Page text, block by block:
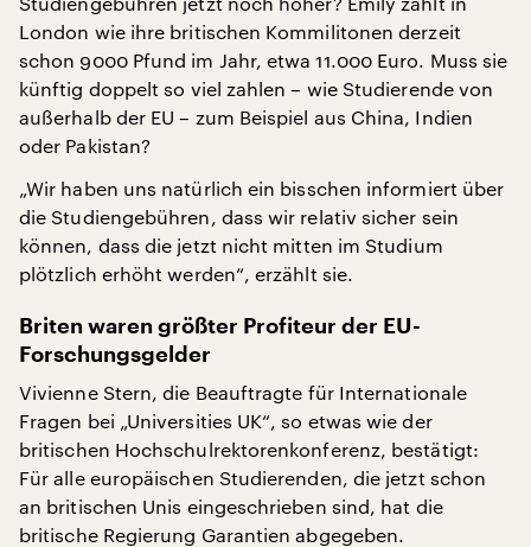
London wie ihre britischen Kommilitonen derzeit
schon 9000 Pfund im Jahr, etwa 11.000 Euro. Muss sie
künftig doppelt so viel zahlen – wie Studierende von
außerhalb der EU – zum Beispiel aus China, Indien
oder Pakistan?
„Wir haben uns natürlich ein bisschen informiert über
die Studiengebühren, dass wir relativ sicher sein
können, dass die jetzt nicht mitten im Studium
plötzlich erhöht werden“, erzählt sie.
Briten waren größter Profiteur der EU-
Forschungsgelder
Vivienne Stern, die Beauftragte für Internationale
Fragen bei „Universities UK“, so etwas wie der
britischen Hochschulrektorenkonferenz, bestätigt:
Für alle europäischen Studierenden, die jetzt schon
an britischen Unis eingeschrieben sind, hat die
britische Regierung Garantien abgegeben.